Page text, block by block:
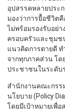
อุปสรรคหลายประ
มองว่าการยื้อชีวิต
ไม่พร้อมรองรับอย่
ครอบครัวและชุมช
แนวคิดการตายดี ท
จากทุกภาคส่วน โด
ประชาชนในระดับ
สำนักงานคณะกรร
นโยบาย (Policy
โดยมีเป้าหมายเพื่